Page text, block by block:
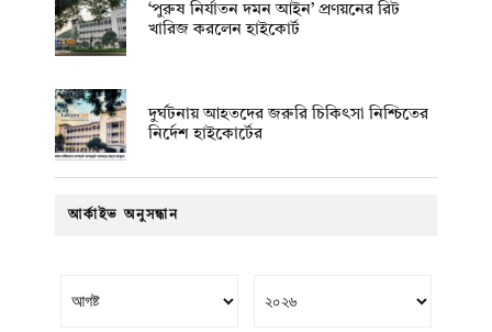
‘পুরুষ নির্যাতন দমন আইন’ প্রণয়নের রিট
খারিজ করলেন হাইকোর্ট
দুর্ঘটনায় আহতদের জরুরি চিকিৎসা নিশ্চিতের
নির্দেশ হাইকোর্টের
আর্কাইভ অনুসন্ধান